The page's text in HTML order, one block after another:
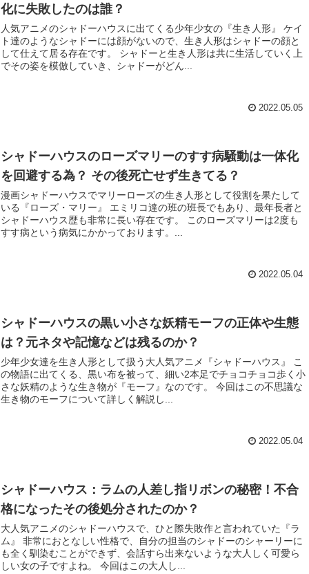
化に失敗したのは誰？
人気アニメのシャドーハウスに出てくる少年少女の『生き人形』 ケイ
ト達のようなシャドーには顔がないので、生き人形はシャドーの顔と
して仕えて居る存在です。 シャドーと生き人形は共に生活していく上
でその姿を模倣していき、シャドーがどん...
2022.05.05
シャドーハウスのローズマリーのすす病騒動は一体化
を回避する為？ その後死亡せず生きてる？
漫画シャドーハウスでマリーローズの生き人形として役割を果たして
いる『ローズ・マリー』 エミリコ達の班の班長でもあり、最年長者と
シャドーハウス歴も非常に長い存在です。 このローズマリーは2度も
すす病という病気にかかっております。...
2022.05.04
シャドーハウスの黒い小さな妖精モーフの正体や生態
は？元ネタや記憶などは残るのか？
少年少女達を生き人形として扱う大人気アニメ『シャドーハウス』 こ
の物語に出てくる、黒い布を被って、細い2本足でチョコチョコ歩く小
さな妖精のような生き物が『モーフ』なのです。 今回はこの不思議な
生き物のモーフについて詳しく解説し...
2022.05.04
シャドーハウス：ラムの人差し指リボンの秘密！不合
格になったその後処分されたのか？
大人気アニメのシャドーハウスで、ひと際失敗作と言われていた『ラ
ム』 非常におとなしい性格で、自分の担当のシャドーのシャーリーに
も全く馴染むことができず、会話すら出来ないような大人しく可愛ら
しい女の子ですよね。 今回はこの大人し...